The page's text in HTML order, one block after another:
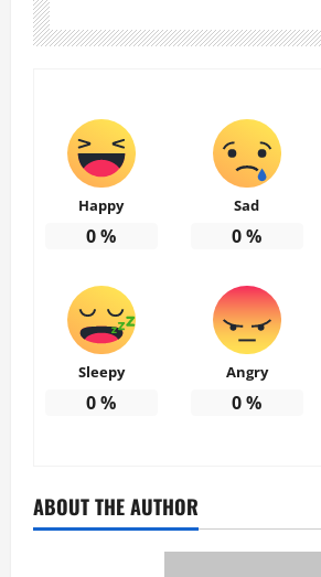
Happy
0%
Sad
0%
Sleepy
0%
Angry
0%
ABOUT THE AUTHOR